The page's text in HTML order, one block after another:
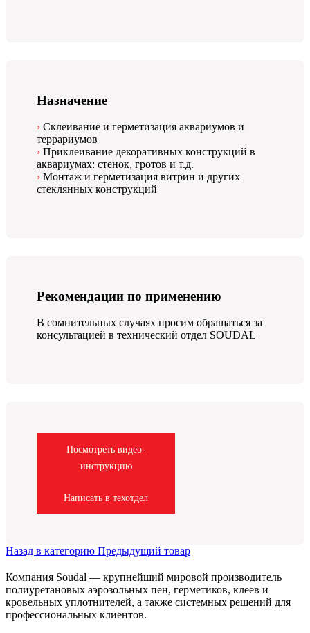
Назначение
Склеивание и герметизация аквариумов и
террариумов
Приклеивание декоративных конструкций в
аквариумах: стенок, гротов и т.д.
Монтаж и герметизация витрин и других
стеклянных конструкций
Рекомендации по применению
В сомнительных случаях просим обращаться за
консультацией в технический отдел SOUDAL
Посмотреть видео-
инструкцию
Написать в техотдел
Назад в категорию Предыдущий товар
Компания Soudal — крупнейший мировой производитель
полиуретановых аэрозольных пен, герметиков, клеев и
кровельных уплотнителей, а также системных решений для
профессиональных клиентов.